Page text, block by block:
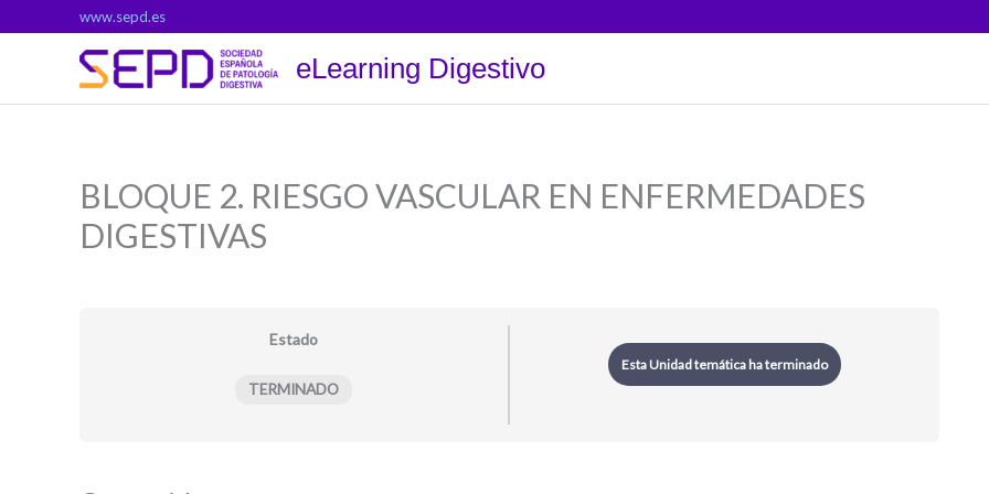
www.sepd.es
eLearning Digestivo
BLOQUE 2. RIESGO VASCULAR EN ENFERMEDADES
DIGESTIVAS
Estado
TERMINADO
Esta Unidad temática ha terminado